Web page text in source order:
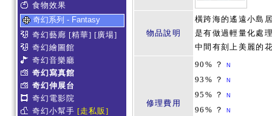
食物效果
奇幻系列 - Fantasy
奇幻藝廊 [精華] [廣場]
奇幻繪圖館
奇幻音樂廳
奇幻寫真館
奇幻伸展台
奇幻電影院
奇幻小幫手 [走私販]
物品說明
橫跨海的遙遠小島
是有做過輕量化處
中間有刻上美麗的
修理費用
90% ？ N
93% ？ N
95% ？ N
96% ？ N